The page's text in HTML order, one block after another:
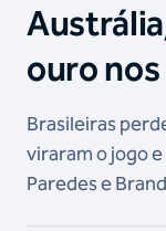
ouro
Brasileiras
viraram o jogo
Paredes e